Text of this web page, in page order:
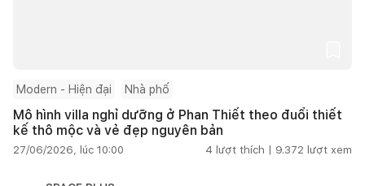
Modern - Hiện đại Nhà phố
Mô hình villa nghỉ dưỡng ở Phan Thiết theo đuổi thiết
kế thô mộc và vẻ đẹp nguyên bản
27/06/2026, lúc 10:00 4 lượt thích | 9.372 lượt xem